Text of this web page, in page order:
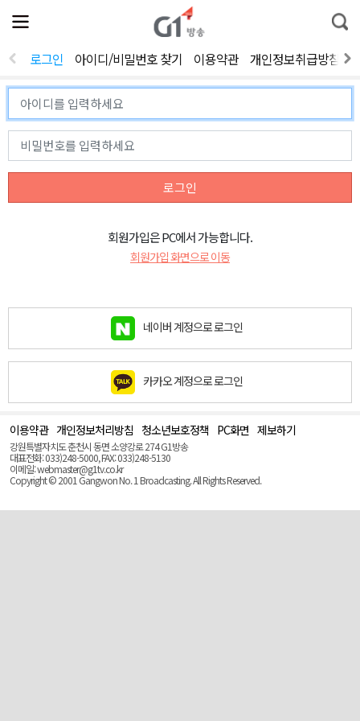
전
체
뉴
열
통
합
색
로그인 아이디/비밀번호 찾기 이용약관 개인정보취급방침
로그인
회원가입은 PC에서 가능합니다.
회원가입 화면으로 이동
네이버 계정으로 로그인
카카오 계정으로 로그인
이용약관 개인정보처리방침 청소년보호정책 PC화면 제보하기
강원특별자치도 춘천시 동면 소양강로 274 G1방송
대표전화: 033)248-5000, FAX: 033)248-5130
이메일: webmaster@g1tv.co.kr
Copyright © 2001 Gangwon No. 1 Broadcasting. All Rights Reserved.